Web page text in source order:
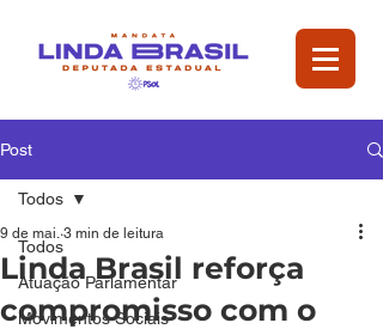
Post
Todos
Atuação Parlamentar
Movimentos Sociais
Todos
Linda Brasil reforça
compromisso com o
9 de mai. 3 min de leitura